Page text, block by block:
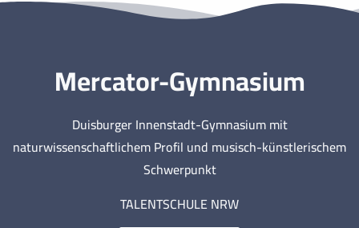
Mercator-Gymnasium
Duisburger Innenstadt-Gymnasium mit
naturwissenschaftlichem Profil und musisch-künstlerischem
Schwerpunkt
TALENTSCHULE NRW